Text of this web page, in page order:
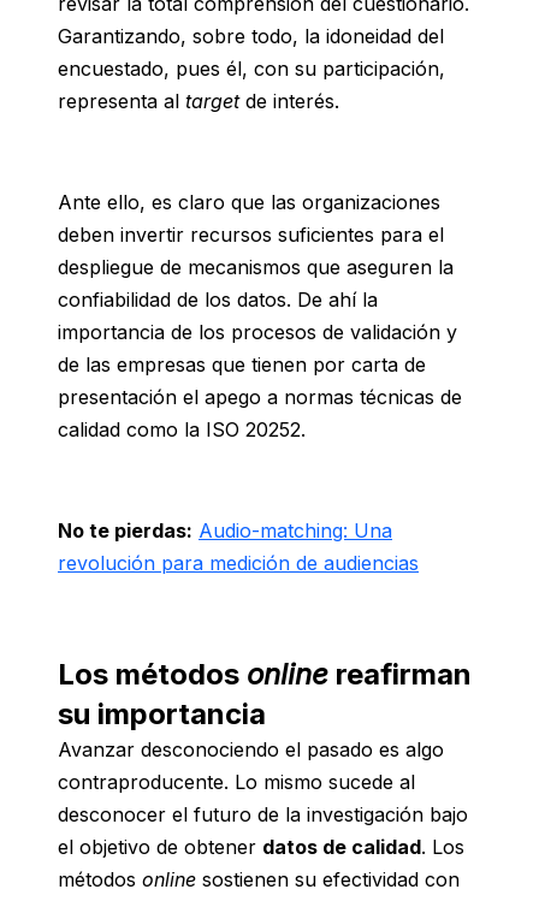
Garantizando, sobre todo, la idoneidad del
encuestado, pues él, con su participación,
representa al targetde interés.
Ante ello, es claro que las organizaciones
deben invertir recursos suficientes para el
despliegue de mecanismos que aseguren la
confiabilidad de los datos. De ahí la
importancia de los procesos de validación y
de las empresas que tienen por carta de
presentación el apego a normas técnicas de
calidad como la ISO 20252.
No te pierdas: Audio-matching: Una
revolución para medición de audiencias
Los métodos online reafirman
su importancia
Avanzar desconociendo el pasado es algo
contraproducente. Lo mismo sucede al
desconocer el futuro de la investigación bajo
el objetivo de obtener datos de calidad. Los
métodos online sostienen su efectividad con